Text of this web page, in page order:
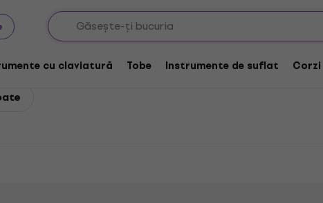
cu claviatură Tobe Instrumente de suflat Corzi
Cabinete pentru chitară – 2 x Difuzoare
chitară – 2 x Difuzoare